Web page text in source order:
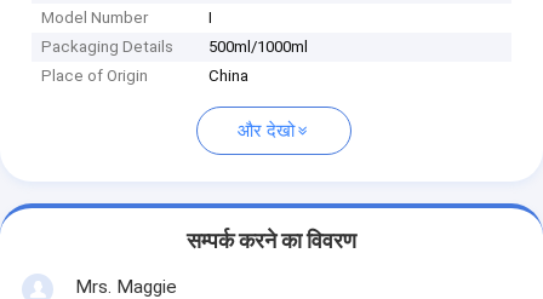
Model Number
I
Packaging Details
500ml/1000ml
Place of Origin
China
और देखो
सम्पर्क करने का विवरण
Mrs. Maggie